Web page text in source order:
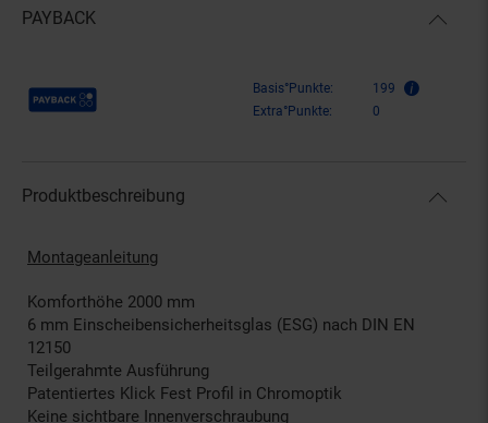
PAYBACK
Payback Punkte Basis°Punkte:
199
Extra°Punkte:
0
Produktbeschreibung
Montageanleitung
Komforthöhe 2000 mm
6 mm Einscheibensicherheitsglas (ESG) nach DIN EN
12150
Teilgerahmte Ausführung
Patentiertes Klick Fest Profil in Chromoptik
Keine sichtbare Innenverschraubung